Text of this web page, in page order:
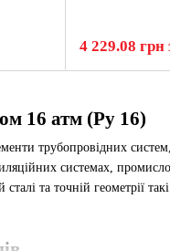
16 атм (Ру 16)
трубопровідних
системах,
сталі та точній геометрії
4 229.08